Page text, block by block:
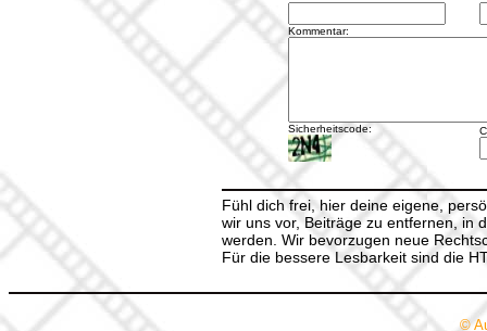
Kommentar:
Sicherheitscode:
Fühl dich frei, hier deine eigene,
wir uns vor, Beiträge zu entfernen, in
werden. Wir bevorzugen neue
Für die bessere Lesbarkeit sind die
©